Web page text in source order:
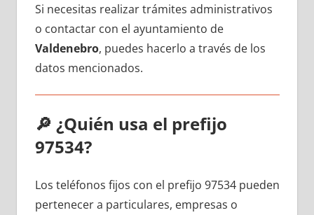
Si necesitas realizar trámites administrativos
ο contactar сοn el ayuntamiento dе
Valdenebro, puedes hacerlo а través dе los
datos mencionados.
🔎 ¿Quién usa el prefijo
97534?
Los teléfonos fijos сοn el prefijo 97534 pueden
pertenecer а particulares, empresas ο